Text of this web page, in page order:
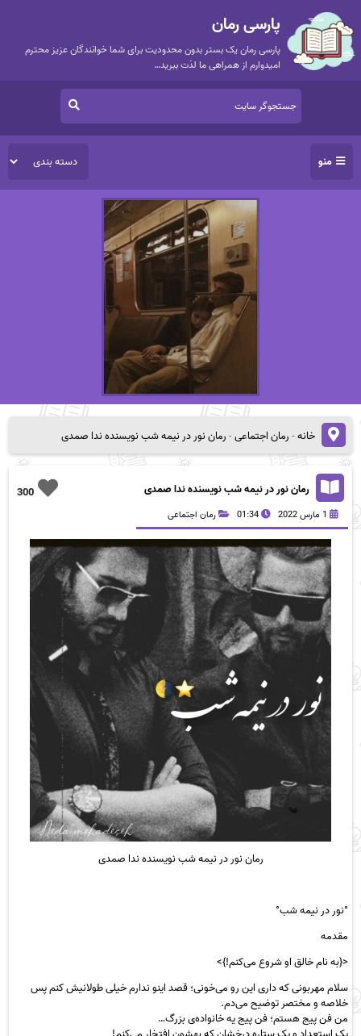
پارسی رمان
پارسی رمان یک بستر بدون محدودیت برای شما خوانندگان عزیز محترم
امیدوارم از همراهی ما لذت ببرید…
منو
خانه-رمان اجتماعی-رمان نور در نیمه شب نویسنده ندا صمدی
300 رمان نور در نیمه شب نویسنده ندا صمدی
1 مارس 2022 01:34 رمان اجتماعی
رمان نور درنیمه شبنویسنده ندا صمدی
°نور در نیمه شب°
مقدمه
<{به نام خالق او شروع می‌کنم!}>
سلام مهربونی که داری این رو می‌خونی‌؛ قصد اینو ندارم خیلی طولانیش کنم پس
خلاصه و مختصر توضیح می‌دم.
من فن پیج هستم؛ فن پیج یه خانواده‌ی بزرگ…